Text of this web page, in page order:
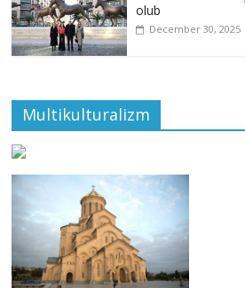
olub
December 30, 2025
Multikulturalizm